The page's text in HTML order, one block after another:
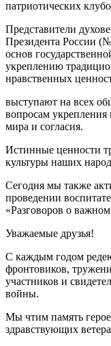
патриотических
Представители
Президента России
основ
укреплению
нравственных
выступают на всех
вопросам
мира и согласия.
Истинные ценности
культуры наших
Сегодня мы также
проведении
«Разговоров о
Уважаемые друзья!
С каждым годом
фронтовиков,
участников и
войны.
Мы чтим память
здравствующих